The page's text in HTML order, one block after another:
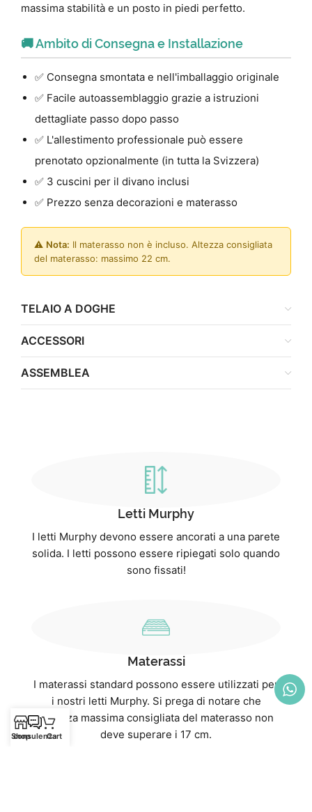
massima stabilità e un posto in piedi perfetto.
🚚 Ambito di Consegna e Installazione
✅ Consegna smontata e nell'imballaggio originale
✅ Facile autoassemblaggio grazie a istruzioni
dettagliate passo dopo passo
✅ L'allestimento professionale può essere
prenotato opzionalmente (in tutta la Svizzera)
✅ 3 cuscini per il divano inclusi
✅ Prezzo senza decorazioni e materasso
⚠️ Nota: Il materasso non è incluso. Altezza consigliata
del materasso: massimo 22 cm.
TELAIO A DOGHE
ACCESSORI
ASSEMBLEA
Letti Murphy
I letti Murphy devono essere ancorati a una parete
solida. I letti possono essere ripiegati solo quando
sono fissati!
Materassi
I materassi standard possono essere utilizzati per
i nostri letti Murphy. Si prega di notare che
l'altezza massima consigliata del materasso non
deve superare i 17 cm.
Shop
consulenza
Cart